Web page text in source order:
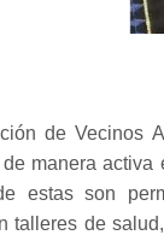
de Vecinos
manera activa
estas son
talleres de